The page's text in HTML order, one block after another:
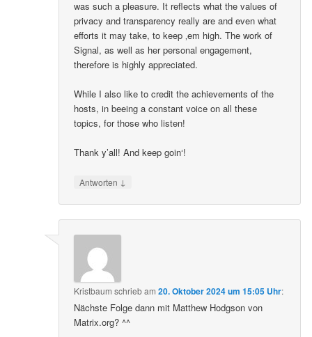
was such a pleasure. It reflects what the values of
privacy and transparency really are and even what
efforts it may take, to keep ‚em high. The work of
Signal, as well as her personal engagement,
therefore is highly appreciated.
While I also like to credit the achievements of the
hosts, in beeing a constant voice on all these
topics, for those who listen!
Thank y’all! And keep goin‘!
Antworten ↓
Kristbaum schriebam20. Oktober 2024 um 15:05 Uhr:
Nächste Folge dann mit Matthew Hodgson von
Matrix.org? ^^